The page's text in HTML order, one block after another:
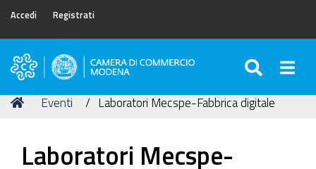
Accedi Registrati
Camera
Commercio
Tu
Home
Eventi Laboratori Mecspe-Fabbrica digitale
Laboratori Mecspe-